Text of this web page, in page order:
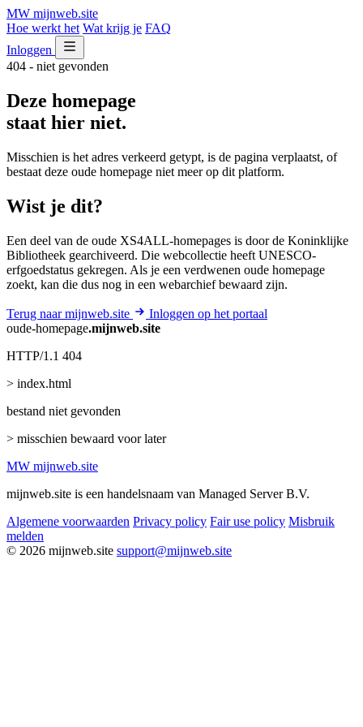
MW mijnweb.site
Hoe werkt het Wat krijg je FAQ
Inloggen
404 - niet gevonden
Deze homepage
staat hier niet.
Misschien is het adres verkeerd getypt, is de pagina verplaatst, of
bestaat deze oude homepage niet meer op dit platform.
Wist je dit?
Een deel van de oude XS4ALL-homepages is door de Koninklijke
Bibliotheek gearchiveerd. Die webcollectie heeft UNESCO-
erfgoedstatus gekregen. Als je een verdwenen oude homepage
zoekt, kan die dus nog in een webarchief bewaard zijn.
Terug naar mijnweb.site
Inloggen op het portaal
oude-homepage.mijnweb.site
HTTP/1.1 404
> index.html
bestand niet gevonden
> misschien bewaard voor later
MW mijnweb.site
mijnweb.site is een handelsnaam van Managed Server B.V.
Algemene voorwaarden Privacy policy Fair use policy Misbruik
melden
© 2026 mijnweb.site support@mijnweb.site